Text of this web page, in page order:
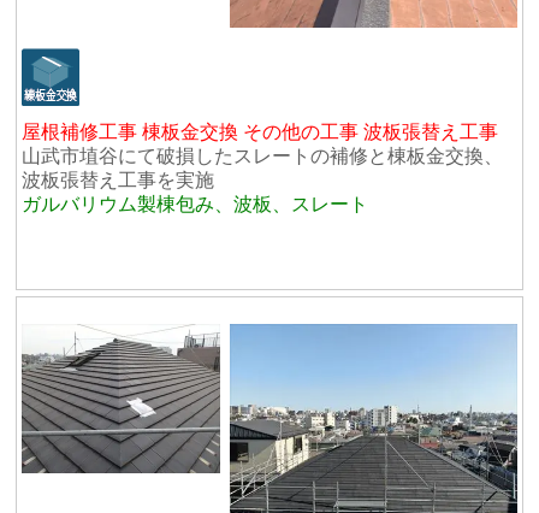
屋根補修工事 棟板金交換 その他の工事 波板張替え工事
山武市埴谷にて破損したスレートの補修と棟板金交換、
波板張替え工事を実施
ガルバリウム製棟包み、波板、スレート